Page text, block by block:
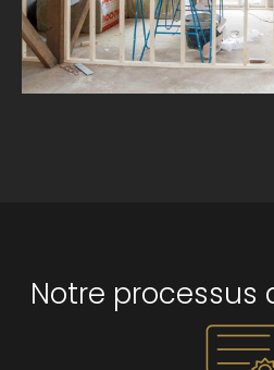
Notre processus